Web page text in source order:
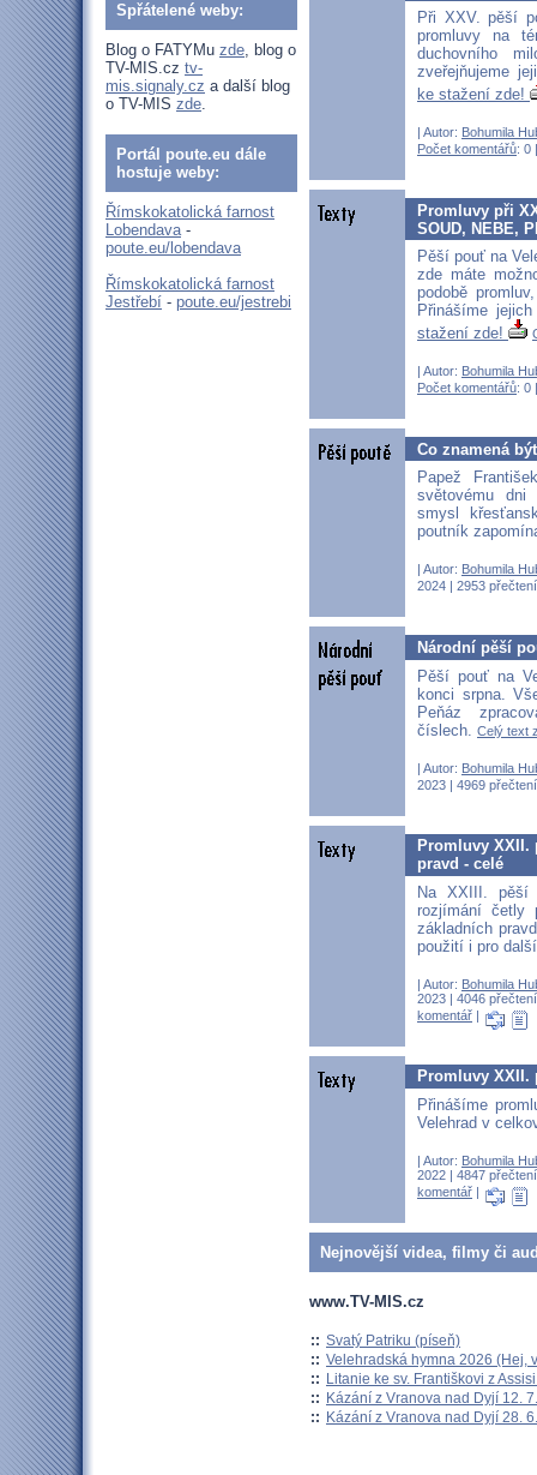
Spřátelené weby:
Blog o FATYMu zde, blog o
TV-MIS.cz tv-
mis.signaly.cz a další blog
o TV-MIS zde.
Portál poute.eu dále
hostuje weby:
Římskokatolická farnost
Lobendava-
poute.eu/lobendava
Římskokatolická farnost
Jestřebí - poute.eu/jestrebi
Při XXV. pěší
promluvy na
duchovního
zveřejňujeme
ke stažení zde!
| Autor: Bohumila
Počet komentářů: 0
Promluvy při
SOUD, NEBE,
Pěší pouť na
zde máte
podobě
Přinášíme
stažení zde!
| Autor: Bohumila
Počet komentářů: 0
Co znamená
Papež
světovému
smysl
poutník
| Autor: Bohumila
2024 | 2953
Národní pěší
Pěší pouť na
konci srpna.
Peňáz
číslech.
Celý text
| Autor: Bohumila
2023 | 4969
Promluvy XXII.
pravd - celé
Na XXIII. pěší
rozjímání četly
základních
použití i pro
| Autor: Bohumila
2023 | 4046
komentář |
Promluvy XXII.
Přinášíme
Velehrad v
| Autor: Bohumila
2022 | 4847
komentář |
Nejnovější videa, filmy či
www.TV-MIS.cz
:: Svatý Patriku (píseň)
:: Velehradská hymna 2026 (Hej,
:: Litanie ke sv. Františkovi z
:: Kázání z Vranova nad Dyjí 12.
:: Kázání z Vranova nad Dyjí 28.